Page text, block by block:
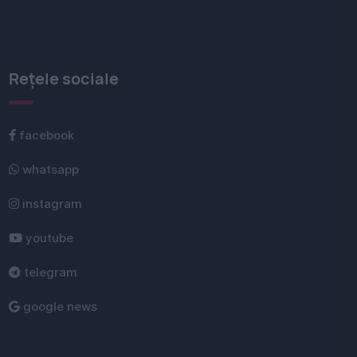
Rețele sociale
facebook
whatsapp
instagram
youtube
telegram
google news